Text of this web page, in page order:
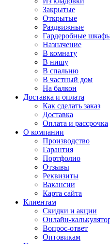
Закрытые
Открытые
Раздвижные
Гардеробные
Назначение
В комнату
В нишу
В спальню
В частный дом
На балкон
Доставка и оплата
Как сделать заказ
Доставка
Оплата и рассрочка
О компании
Производство
Гарантия
Портфолио
Отзывы
Реквизиты
Вакансии
Карта сайта
Клиентам
Скидки и акции
Онлайн-
Вопрос-ответ
Оптовикам